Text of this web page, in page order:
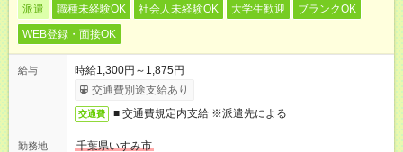
派遣 職種未経験OK 社会人未経験OK 大学生歓迎
ブランクOK
WEB登録・面接OK
給与
時給1,300円～1,875円
交通費別途支給あり
交通費 ■ 交通費規定内支給 ※派遣先による
勤務地
千葉県いすみ市